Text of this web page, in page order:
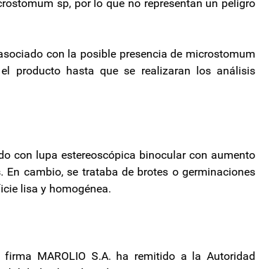
sp, por lo que no representan un peligro
con la posible presencia de microstomum
producto hasta que se realizaran los análisis
con lupa estereoscópica binocular con aumento
cambio, se trataba de brotes o germinaciones
lisa y homogénea.
MAROLIO S.A. ha remitido a la Autoridad